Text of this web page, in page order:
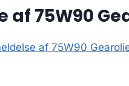
af 75W90
af 75W90